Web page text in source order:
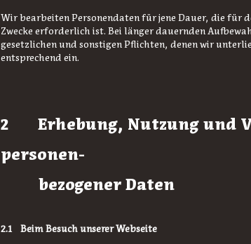
Wir bearbeiten Personendaten für jene Dauer, die für
Zwecke erforderlich ist. Bei länger dauernden
gesetzlichen und sonstigen Pflichten, denen wir
entsprechend ein.
2 Erhebung, Nutzung und
personen-
bezogener Daten
2.1 Beim Besuch unserer Webseite